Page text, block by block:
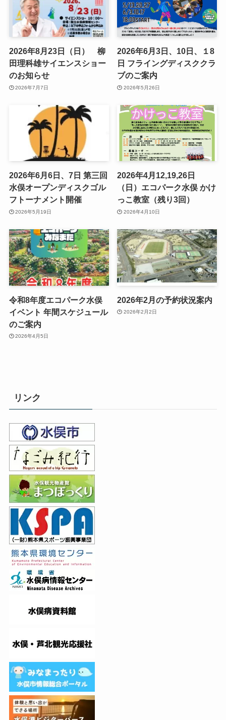
2026年8月23日（日） 柳
田理科雄サイエンスショー
のお知らせ
2026年7月7日
2026年6月3日、10日、１8
日 フライングディスククラ
ブのご案内
2026年5月26日
2026年6月6日、7日 第三回
水俣オープンディスクゴル
フトーナメント開催
2026年5月19日
2026年4月12,19,26日
（日）エコパーク水俣 かけ
っこ教室（残り3回）
2026年4月10日
令和8年度エコパーク水俣
イベント 年間スケジュール
のご案内
2026年4月5日
2026年2月の予約状況案内
2026年2月2日
リンク